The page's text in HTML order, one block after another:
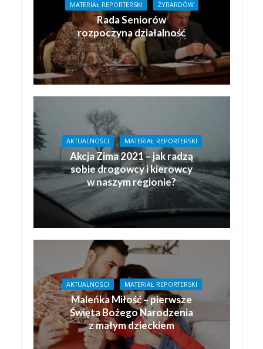
MATERIAŁ REPORTERSKI ŻYRARDÓW
Rada Seniorów
rozpoczyna działalność
AKTUALNOŚCI MATERIAŁ REPORTERSKI
Akcja Zima 2021 – jak radzą
sobie drogowcy i kierowcy
w naszym regionie?
AKTUALNOŚCI MATERIAŁ REPORTERSKI
Maleńka Miłość – pierwsze
Święta Bożego Narodzenia
z małym dzieckiem